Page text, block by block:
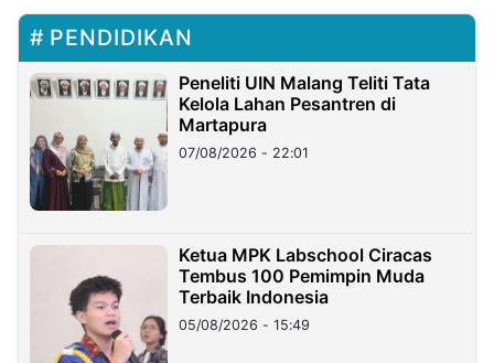
PENDIDIKAN
Peneliti UIN Malang Teliti Tata
Kelola Lahan Pesantren di
Martapura
07/08/2026 - 22:01
Ketua MPK Labschool Ciracas
Tembus 100 Pemimpin Muda
Terbaik Indonesia
05/08/2026 - 15:49